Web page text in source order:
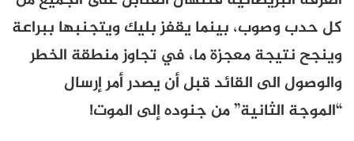
كل حدب وصوب، بينما يقفز بليك ويتجنبها ببراعة
وينجح نتيجة معجزة ما، في تجاوز منطقة الخطر
والوصول الى القائد قبل أن يصدر أمر إرسال
“الموجة الثانية” من جنوده إلى الموت!